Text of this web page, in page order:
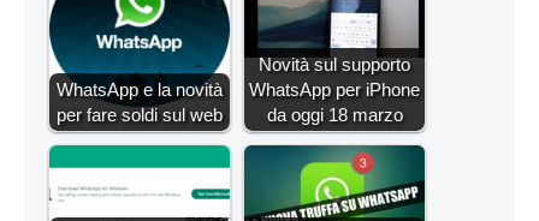
WhatsApp e la novità
per fare soldi sul web
Novità sul supporto
WhatsApp per iPhone
da oggi 18 marzo